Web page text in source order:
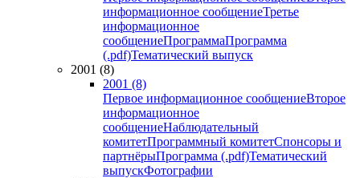
информационное сообщениеТретье
информационное
сообщениеПрограммаПрограмма
(.pdf)Тематический выпуск
2001 (8)
2001 (8)
Первое информационное сообщениеВторое
информационное
сообщениеНаблюдательный
комитетПрограммный комитетСпонсоры и
партнёрыПрограмма (.pdf)Тематический
выпускФотографии